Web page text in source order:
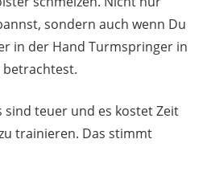
sondern auch wenn Du
in der Hand Turmspringer in
betrachtest.
sind teuer und es kostet Zeit
trainieren. Das stimmt